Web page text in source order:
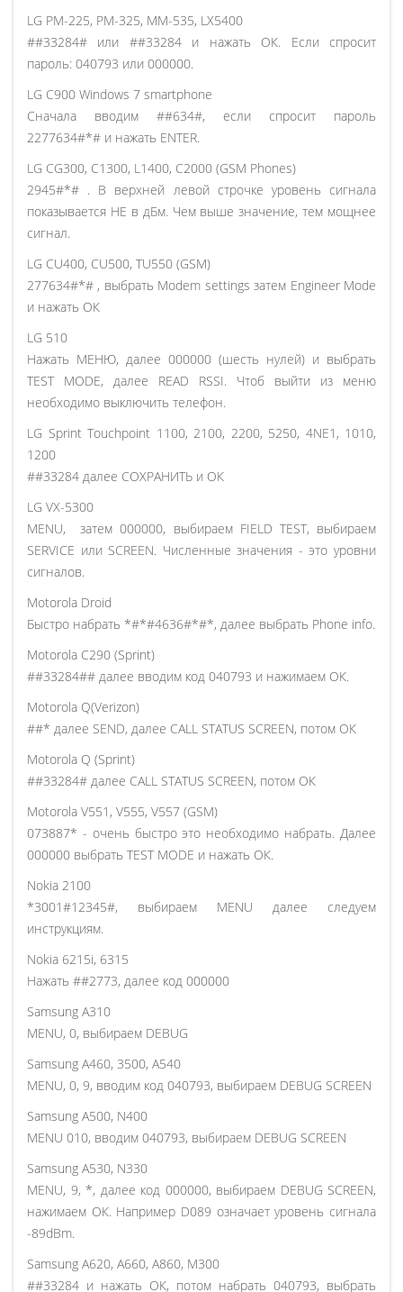
LG PM-225, PM-325, MM-535, LX5400
##33284# или ##33284 и нажать ОК. Если спросит
пароль: 040793 или 000000.
LG C900 Windows 7 smartphone
Сначала вводим ##634#, если спросит пароль
2277634#*# и нажать ENTER.
LG CG300, C1300, L1400, C2000 (GSM Phones)
2945#*# . В верхней левой строчке уровень сигнала
показывается НЕ в дБм. Чем выше значение, тем мощнее
сигнал.
LG CU400, CU500, TU550 (GSM)
277634#*# , выбрать Modem settings затем Engineer Mode
и нажать ОК
LG 510
Нажать МЕНЮ, далее 000000 (шесть нулей) и выбрать
TEST MODE, далее READ RSSI. Чтоб выйти из меню
необходимо выключить телефон.
LG Sprint Touchpoint 1100, 2100, 2200, 5250, 4NE1, 1010,
1200
##33284 далее СОХРАНИТЬ и ОК
LG VX-5300
MENU, затем 000000, выбираем FIELD TEST, выбираем
SERVICE или SCREEN. Численные значения - это уровни
сигналов.
Motorola Droid
Быстро набрать *#*#4636#*#*, далее выбрать Phone info.
Motorola C290 (Sprint)
##33284## далее вводим код 040793 и нажимаем ОК.
Motorola Q(Verizon)
##* далее SEND, далее CALL STATUS SCREEN, потом ОК
Motorola Q (Sprint)
##33284# далее CALL STATUS SCREEN, потом ОК
Motorola V551, V555, V557 (GSM)
073887* - очень быстро это необходимо набрать. Далее
000000 выбрать TEST MODE и нажать ОК.
Nokia 2100
*3001#12345#, выбираем MENU далее следуем
инструкциям.
Nokia 6215i, 6315
Нажать ##2773, далее код 000000
Samsung A310
MENU, 0, выбираем DEBUG
Samsung A460, 3500, A540
MENU, 0, 9, вводим код 040793, выбираем DEBUG SCREEN
Samsung A500, N400
MENU 010, вводим 040793, выбираем DEBUG SCREEN
Samsung A530, N330
MENU, 9, *, далее код 000000, выбираем DEBUG SCREEN,
нажимаем ОК. Например D089 означает уровень сигнала
-89dBm.
Samsung A620, A660, A860, M300
##33284 и нажать ОК, потом набрать 040793, выбрать